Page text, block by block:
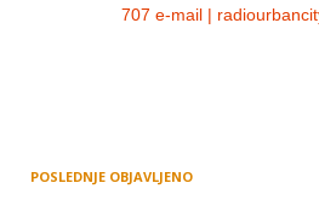
707 e-mail |
POSLEDNJE OBJAVLJENO